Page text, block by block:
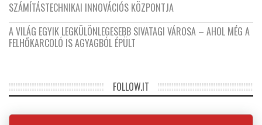
SZÁMÍTÁSTECHNIKAI INNOVÁCIÓS KÖZPONTJA
A VILÁG EGYIK LEGKÜLÖNLEGESEBB SIVATAGI VÁROSA – AHOL MÉG A
FELHŐKARCOLÓ IS AGYAGBÓL ÉPÜLT
FOLLOW.IT